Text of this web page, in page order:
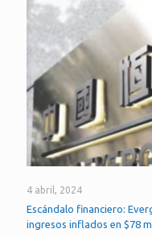
4 abril, 2024
Escándalo financiero:
ingresos inflados en $78